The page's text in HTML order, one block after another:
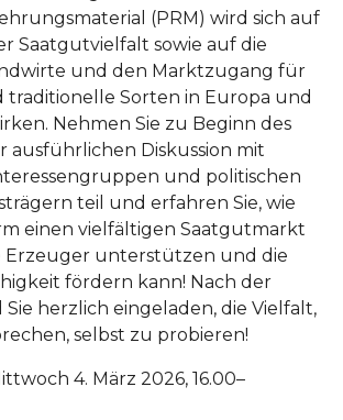
(PRM) wird sich auf
Saatgutvielfalt sowie auf die
und den Marktzugang für
traditionelle Sorten in Europa und
Nehmen Sie zu Beginn des
ausführlichen Diskussion mit
und politischen
teil und erfahren Sie, wie
einen vielfältigen Saatgutmarkt
Erzeuger unterstützen und die
fördern kann! Nach der
Sie herzlich eingeladen, die Vielfalt,
selbst zu probieren!
4. März 2026, 16.00–